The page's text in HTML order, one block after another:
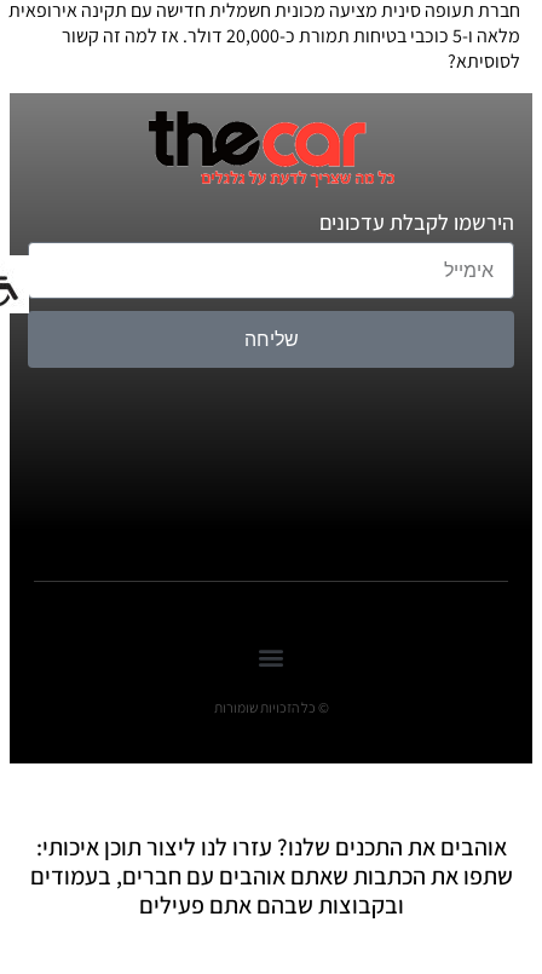
חברת תעופה סינית מציעה מכונית חשמלית חדישה עם תקינה אירופאית
מלאה ו-5 כוכבי בטיחות תמורת כ-20,000 דולר. אז למה זה קשור
לסוסיתא?
הירשמו לקבלת עדכונים
שליחה
© כל הזכויות שומורות
אוהבים את התכנים שלנו? עזרו לנו ליצור תוכן איכותי:
שתפו את הכתבות שאתם אוהבים עם חברים, בעמודים
ובקבוצות שבהם אתם פעילים